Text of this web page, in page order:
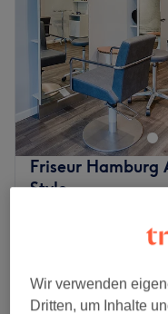
Friseur Hamburg
Style
St. Pauli, Hamburg
kann der Preis
10 Min.
Wir verwenden
Dritten, um Inhalte